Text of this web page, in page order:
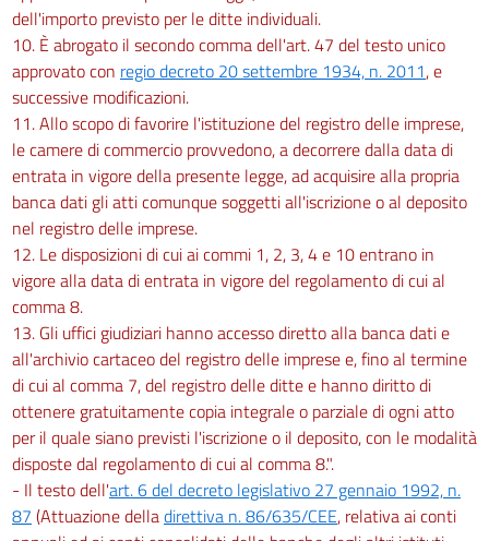
dell'importo previsto per le ditte individuali.
10. È abrogato il secondo comma dell'art. 47 del testo unico
approvato con regio decreto 20 settembre 1934, n. 2011, e
successive modificazioni.
11. Allo scopo di favorire l'istituzione del registro delle imprese,
le camere di commercio provvedono, a decorrere dalla data di
entrata in vigore della presente legge, ad acquisire alla propria
banca dati gli atti comunque soggetti all'iscrizione o al deposito
nel registro delle imprese.
12. Le disposizioni di cui ai commi 1, 2, 3, 4 e 10 entrano in
vigore alla data di entrata in vigore del regolamento di cui al
comma 8.
13. Gli uffici giudiziari hanno accesso diretto alla banca dati e
all'archivio cartaceo del registro delle imprese e, fino al termine
di cui al comma 7, del registro delle ditte e hanno diritto di
ottenere gratuitamente copia integrale o parziale di ogni atto
per il quale siano previsti l'iscrizione o il deposito, con le modalità
disposte dal regolamento di cui al comma 8.".
- Il testo dell'art. 6 del decreto legislativo 27 gennaio 1992, n.
87 (Attuazione delladirettiva n. 86/635/CEE, relativa ai conti